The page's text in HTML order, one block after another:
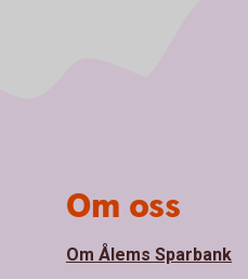
Om oss
Om Ålems Sparbank